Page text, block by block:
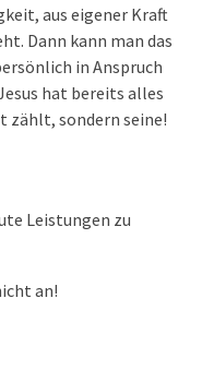
aus eigener Kraft
Dann kann man das
in Anspruch
hat bereits alles
zählt, sondern seine!
Leistungen zu
an!